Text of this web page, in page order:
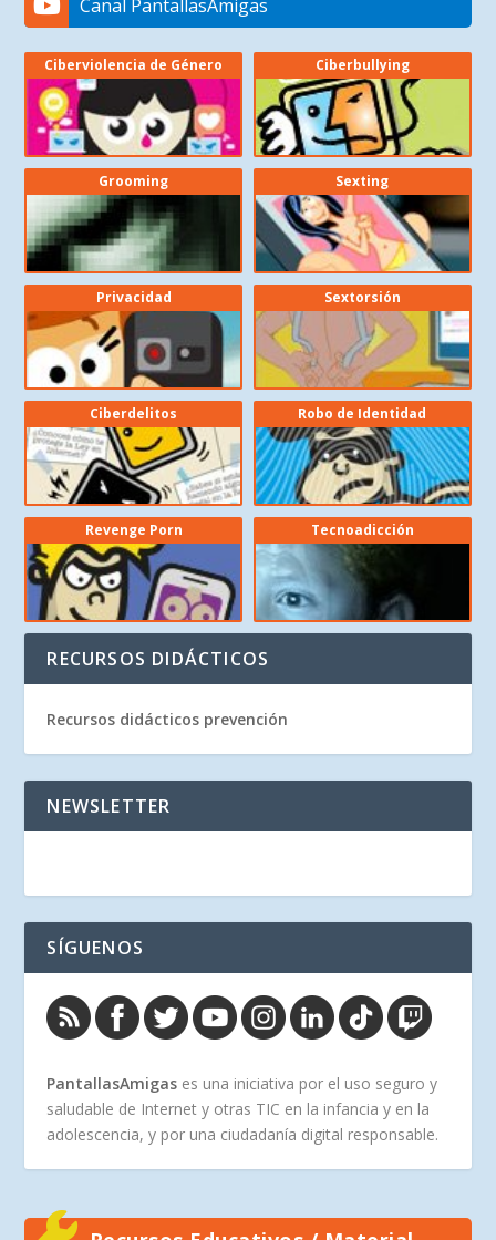
Canal PantallasAmigas
Ciberviolencia de Género Ciberbullying
Grooming Sexting
Privacidad Sextorsión
Ciberdelitos Robo de Identidad
Revenge Porn Tecnoadicción
RECURSOS DIDÁCTICOS
Recursos didácticos prevención
NEWSLETTER
SÍGUENOS
PantallasAmigas es una iniciativa por el uso seguro y
saludable de Internet y otras TIC en la infancia y en la
adolescencia, y por una ciudadanía digital responsable.